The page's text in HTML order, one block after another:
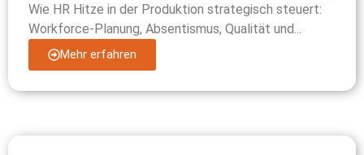
Wie HR Hitze in der Produktion strategisch steuert:
Workforce-Planung, Absentismus, Qualität und...
Mehr erfahren